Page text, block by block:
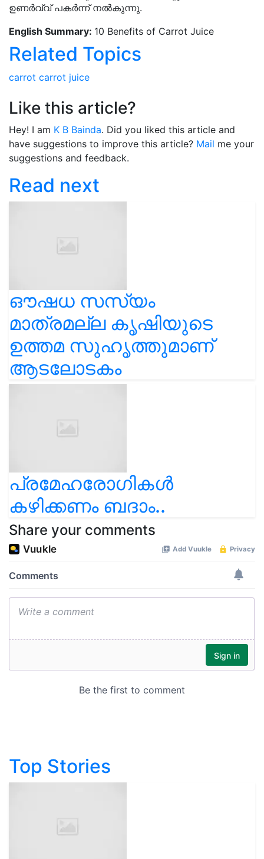
ഉണർവ്വ്‌ പകർന്ന് നൽകുന്നു.
English Summary: 10 Benefits of Carrot Juice
Related Topics
carrot carrot juice
Like this article?
Hey! I am K B Bainda. Did you liked this article and
have suggestions to improve this article? Mail me your
suggestions and feedback.
Read next
ഔഷധ സസ്യം
മാത്രമല്ല കൃഷിയുടെ
ഉത്തമ സുഹൃത്തുമാണ്
ആടലോടകം
പ്രമേഹരോഗികൾ
കഴിക്കണം ബദാം..
Share your comments
Top Stories